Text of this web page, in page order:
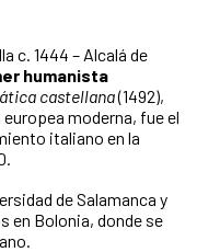
c. 1444 – Alcalá de
humanista
castellana(1492),
moderna, fue el
italiano en la
de Salamanca y
en Bolonia, donde se